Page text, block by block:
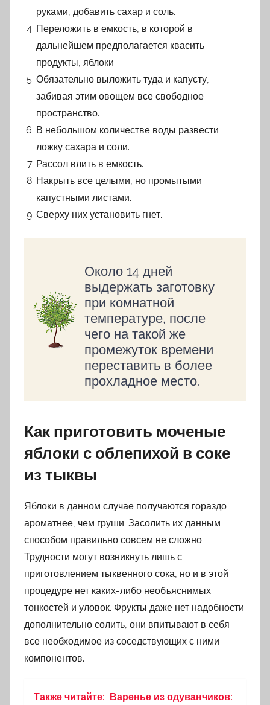
руками, добавить сахар и соль.
Переложить в емкость, в которой в
дальнейшем предполагается квасить
продукты, яблоки.
Обязательно выложить туда и капусту,
забивая этим овощем все свободное
пространство.
В небольшом количестве воды развести
ложку сахара и соли.
Рассол влить в емкость.
Накрыть все целыми, но промытыми
капустными листами.
Сверху них установить гнет.
Около 14 дней
выдержать заготовку
при комнатной
температуре, после
чего на такой же
промежуток времени
переставить в более
прохладное место.
Как приготовить моченые
яблоки с облепихой в соке
из тыквы
Яблоки в данном случае получаются гораздо
ароматнее, чем груши. Засолить их данным
способом правильно совсем не сложно.
Трудности могут возникнуть лишь с
приготовлением тыквенного сока, но и в этой
процедуре нет каких-либо необъяснимых
тонкостей и уловок. Фрукты даже нет надобности
дополнительно солить, они впитывают в себя
все необходимое из соседствующих с ними
компонентов.
Также читайте: Варенье из одуванчиков: